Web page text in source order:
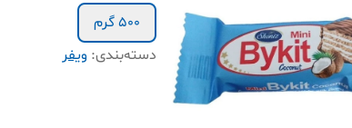
500 گرم
دسته‌بندی: ویفر